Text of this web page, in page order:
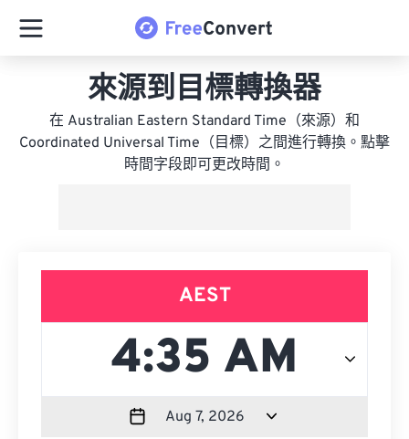
來源到目標轉換器
在 Australian Eastern Standard Time（來源）和
Coordinated Universal Time（目標）之間進行轉換。點擊
時間字段即可更改時間。
AEST